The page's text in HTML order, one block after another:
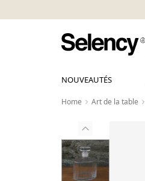
NOUVEAUTÉS
Home Art de la table